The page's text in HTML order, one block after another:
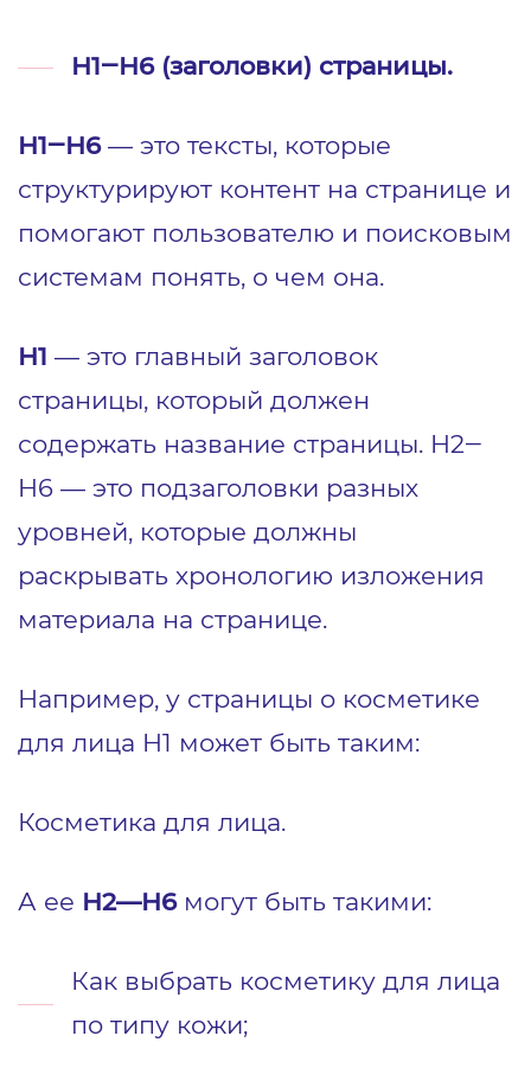
H1‒H6 (заголовки) страницы.
H1‒H6— это тексты, которые
структурируют контент на странице и
помогают пользователю и поисковым
системам понять, о чем она.
H1 — это главный заголовок
страницы, который должен
содержать название страницы. H2‒
H6 — это подзаголовки разных
уровней, которые должны
раскрывать хронологию изложения
материала на странице.
Например, у страницы о косметике
для лица H1 может быть таким:
Косметика для лица.
А ее H2—H6могут быть такими:
Как выбрать косметику для лица
по типу кожи;